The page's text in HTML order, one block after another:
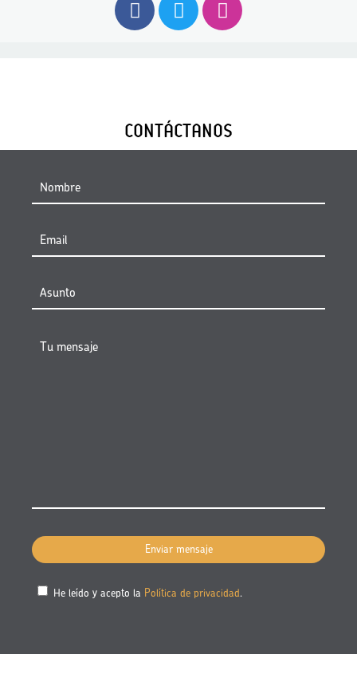
CONTÁCTANOS
He leído y acepto la Política de privacidad .